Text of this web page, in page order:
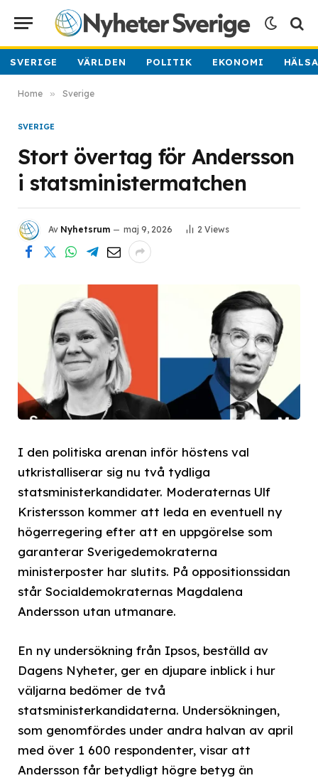
SVERIGE VÄRLDEN POLITIK EKONOMI
Home » Sverige
SVERIGE
Stort övertag för Andersson
i statsministermatchen
Av Nyhetsrum maj 9, 2026 2 Views
I den politiska arenan inför höstens val
utkristalliserar sig nu två tydliga
statsministerkandidater. Moderaternas Ulf
Kristersson kommer att leda en eventuell ny
högerregering efter att en uppgörelse som
garanterar Sverigedemokraterna
ministerposter har slutits. På oppositionssidan
står Socialdemokraternas Magdalena
Andersson utan utmanare.
En ny undersökning från Ipsos, beställd av
Dagens Nyheter, ger en djupare inblick i hur
väljarna bedömer de två
statsministerkandidaterna. Undersökningen,
som genomfördes under andra halvan av april
med över 1 600 respondenter, visar att
Andersson får betydligt högre betyg än